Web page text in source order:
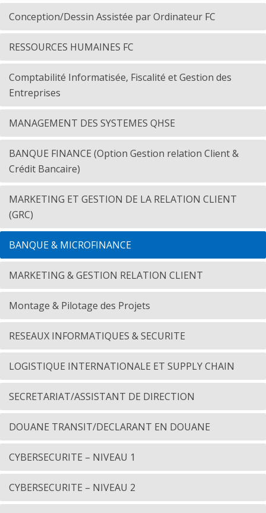
Conception/Dessin Assistée par Ordinateur FC
RESSOURCES HUMAINES FC
Comptabilité Informatisée, Fiscalité et Gestion des
Entreprises
MANAGEMENT DES SYSTEMES QHSE
BANQUE FINANCE (Option Gestion relation Client &
Crédit Bancaire)
MARKETING ET GESTION DE LA RELATION CLIENT
(GRC)
BANQUE & MICROFINANCE
MARKETING & GESTION RELATION CLIENT
Montage & Pilotage des Projets
RESEAUX INFORMATIQUES & SECURITE
LOGISTIQUE INTERNATIONALE ET SUPPLY CHAIN
SECRETARIAT/ASSISTANT DE DIRECTION
DOUANE TRANSIT/DECLARANT EN DOUANE
CYBERSECURITE – NIVEAU 1
CYBERSECURITE – NIVEAU 2